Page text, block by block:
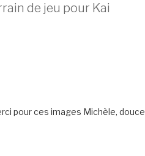
de jeu pour Kai
pour ces images Michèle, douce